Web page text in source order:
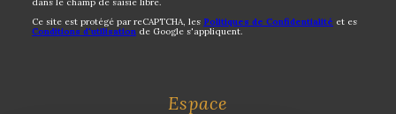
Ce site est protégé par reCAPTCHA, les Politiques de Confidentialité et es
Conditions d'utilisation de Google s'appliquent.
Espace